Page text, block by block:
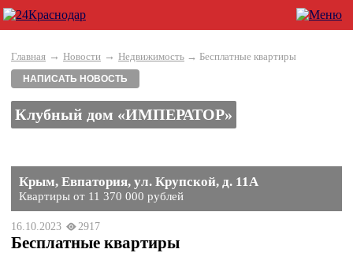
Главная → Новости → Недвижимость → Бесплатные квартиры
НАПИСАТЬ НОВОСТЬ
Клубный дом «ИМПЕРАТОР»
Крым, Евпатория, ул. Крупской, д. 11А
Квартиры от 11 370 000 рублей
16.10.2023 2917
Бесплатные квартиры